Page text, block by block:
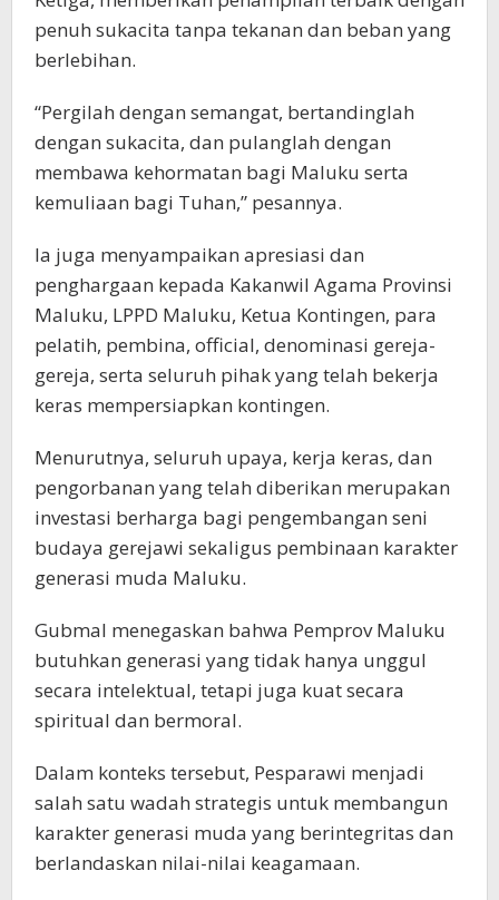
penuh sukacita tanpa tekanan dan beban yang
berlebihan.
“Pergilah dengan semangat, bertandinglah
dengan sukacita, dan pulanglah dengan
membawa kehormatan bagi Maluku serta
kemuliaan bagi Tuhan,” pesannya.
Ia juga menyampaikan apresiasi dan
penghargaan kepada Kakanwil Agama Provinsi
Maluku, LPPD Maluku, Ketua Kontingen, para
pelatih, pembina, official, denominasi gereja-
gereja, serta seluruh pihak yang telah bekerja
keras mempersiapkan kontingen.
Menurutnya, seluruh upaya, kerja keras, dan
pengorbanan yang telah diberikan merupakan
investasi berharga bagi pengembangan seni
budaya gerejawi sekaligus pembinaan karakter
generasi muda Maluku.
Gubmal menegaskan bahwa Pemprov Maluku
butuhkan generasi yang tidak hanya unggul
secara intelektual, tetapi juga kuat secara
spiritual dan bermoral.
Dalam konteks tersebut, Pesparawi menjadi
salah satu wadah strategis untuk membangun
karakter generasi muda yang berintegritas dan
berlandaskan nilai-nilai keagamaan.